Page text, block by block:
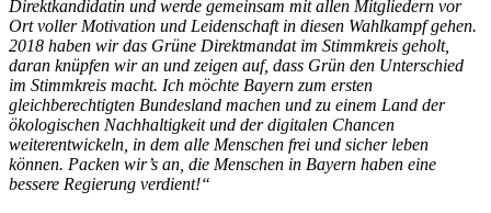
Direktkandidatin und werde gemeinsam mit allen Mitgliedern vor
Ort voller Motivation und Leidenschaft in diesen Wahlkampf gehen.
2018 haben wir das Grüne Direktmandat im Stimmkreis geholt,
daran knüpfen wir an und zeigen auf, dass Grün den Unterschied
im Stimmkreis macht. Ich möchte Bayern zum ersten
gleichberechtigten Bundesland machen und zu einem Land der
ökologischen Nachhaltigkeit und der digitalen Chancen
weiterentwickeln, in dem alle Menschen frei und sicher leben
können. Packen wir’s an, die Menschen in Bayern haben eine
bessere Regierung verdient!“